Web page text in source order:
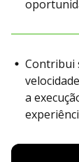
Contribui
a